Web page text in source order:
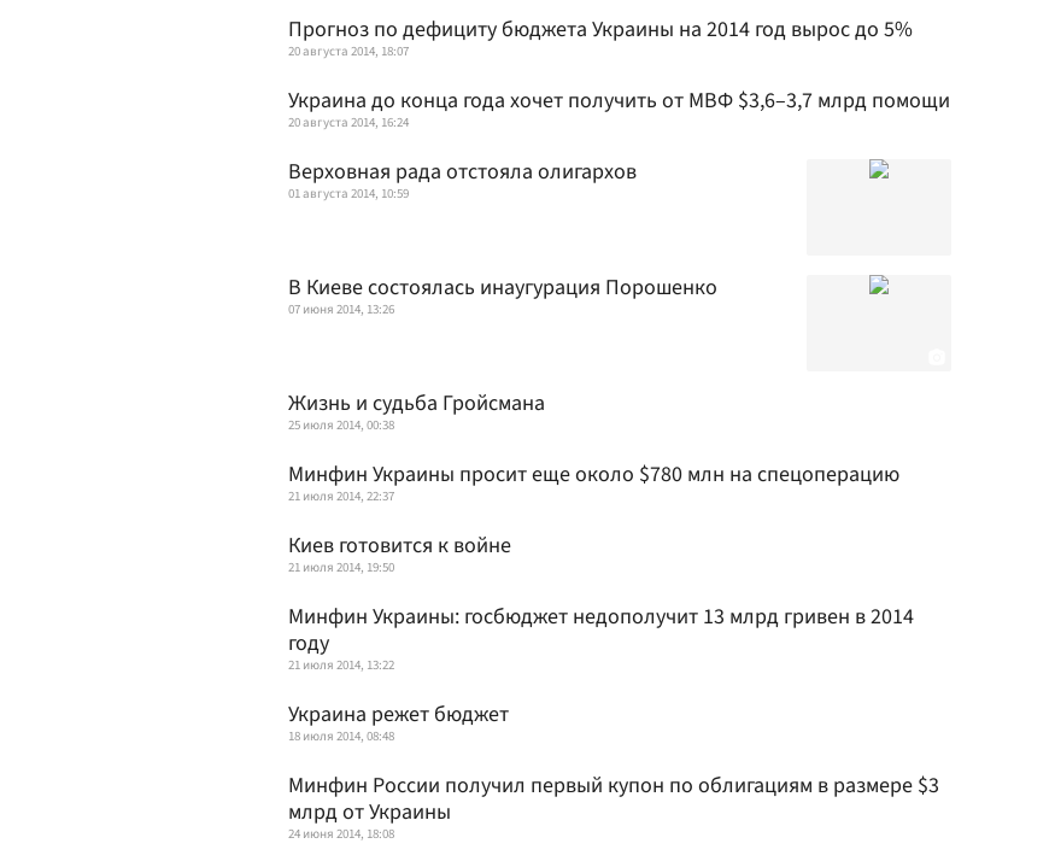
Прогноз по дефициту бюджета Украины на 2014 год вырос до 5%
20 августа 2014, 18:07
Украина до конца года хочет получить от МВФ $3,6–3,7 млрд помощи
20 августа 2014, 16:24
Верховная рада отстояла олигархов
01 августа 2014, 10:59
В Киеве состоялась инаугурация Порошенко
07 июня 2014, 13:26
Жизнь и судьба Гройсмана
25 июля 2014, 00:38
Минфин Украины просит еще около $780 млн на спецоперацию
21 июля 2014, 22:37
Киев готовится к войне
21 июля 2014, 19:50
Минфин Украины: госбюджет недополучит 13 млрд гривен в 2014
году
21 июля 2014, 13:22
Украина режет бюджет
18 июля 2014, 08:48
Минфин России получил первый купон по облигациям в размере $3
млрд от Украины
24 июня 2014, 18:08